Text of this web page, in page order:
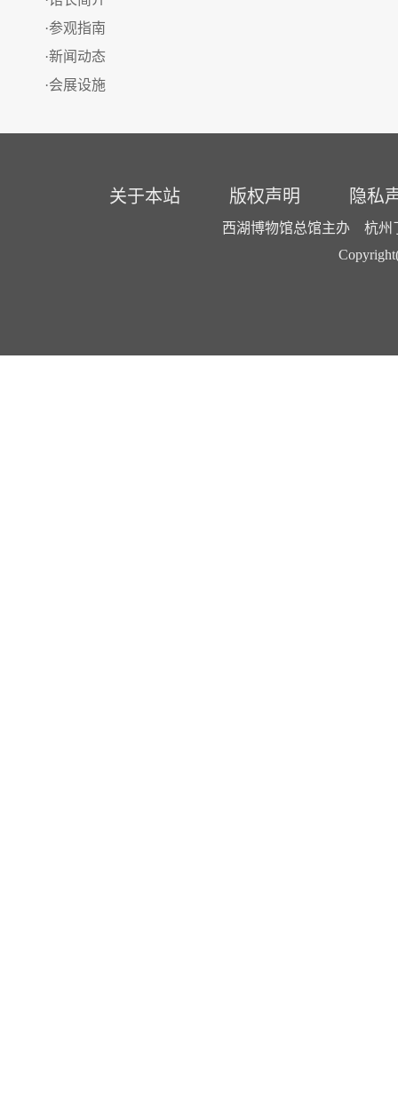
·参观指南
·新闻动态
·会展设施
关于本站 版权声明 隐私
西湖博物馆总馆主办 杭州